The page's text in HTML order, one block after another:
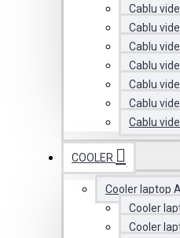
Cablu
Cablu
Cablu
Cablu
Cablu
Cablu
Cablu
COOLER
Cooler laptop
Cooler
Cooler